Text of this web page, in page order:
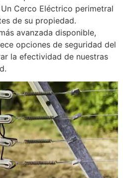
Cerco Eléctrico perimetral
de su propiedad.
avanzada disponible,
opciones de seguridad del
la efectividad de nuestras